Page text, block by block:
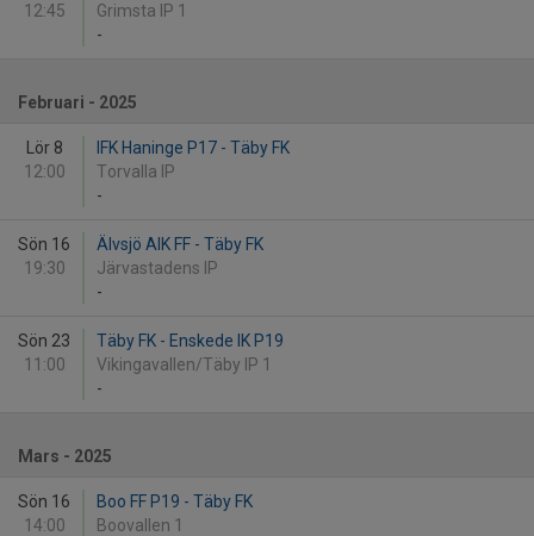
12:45
Grimsta IP 1
-
Februari - 2025
Lör 8
12:00
IFK Haninge P17 - Täby FK
Torvalla IP
-
Sön 16
19:30
Älvsjö AIK FF - Täby FK
Järvastadens IP
-
Sön 23
11:00
Täby FK - Enskede IK P19
Vikingavallen/Täby IP 1
-
Mars - 2025
Sön 16
14:00
Boo FF P19 - Täby FK
Boovallen 1